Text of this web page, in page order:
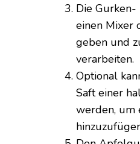
Die
einen Mixer
geben und
verarbeiten.
Optional
Saft einer
werden, um